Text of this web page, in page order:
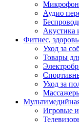
Аудио
Акустика
Фитнес,
Уход за
Товары
Уход за
Игровые